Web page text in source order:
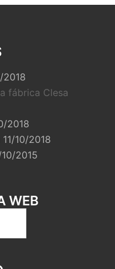
2018
fábrica Clesa
2018
11/10/2018
2015
WEB